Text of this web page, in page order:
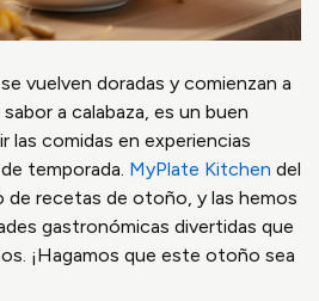
vuelven doradas y comienzan a
a calabaza, es un buen
las comidas en experiencias
temporada. MyPlate Kitchen del
de recetas de otoño, y las hemos
gastronómicas divertidas que
¡Hagamos que este otoño sea